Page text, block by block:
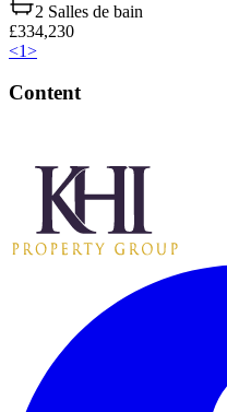
2 Salles de bain
£334,230
<1>
Content